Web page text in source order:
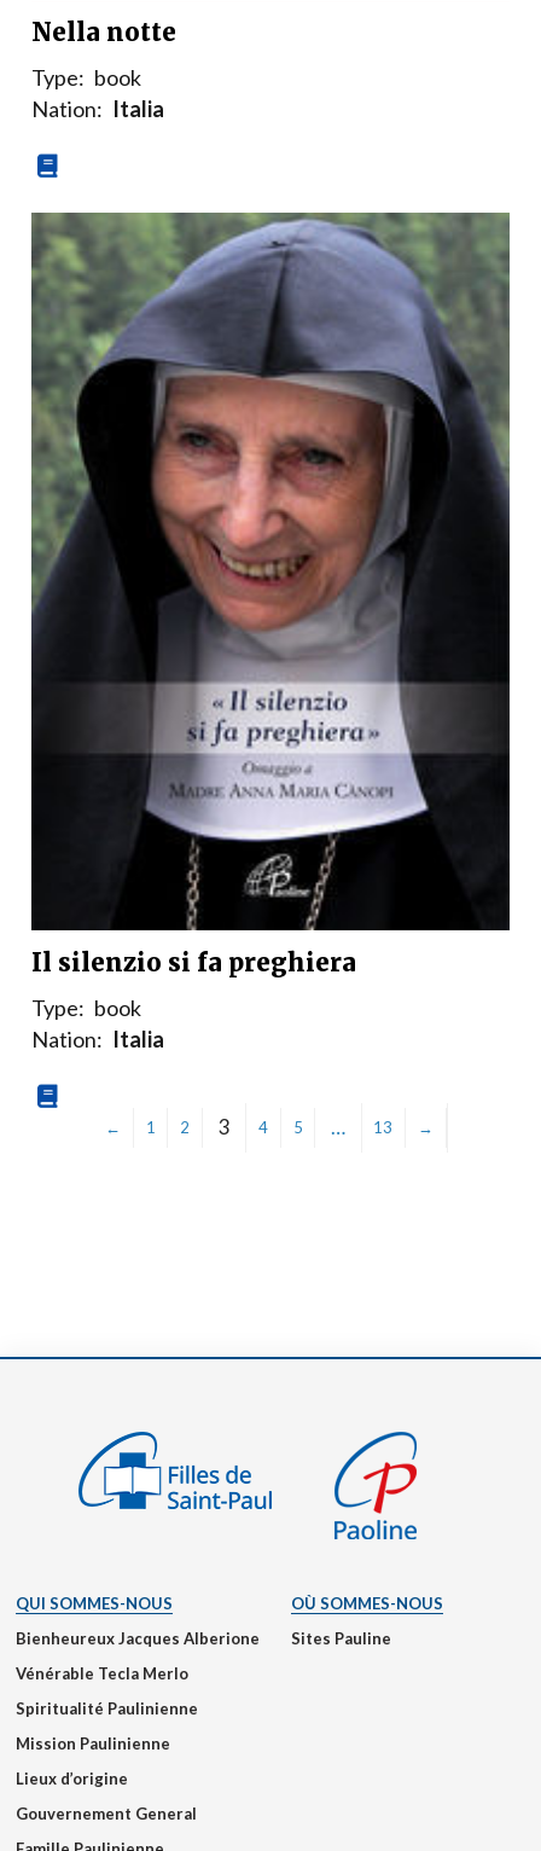
Nella notte
Type: book
Nation: Italia
Il silenzio si fa preghiera
Type: book
Nation: Italia
← 1 2 3 4 5 … 13 →
QUI SOMMES-NOUS
Bienheureux Jacques Alberione
Vénérable Tecla Merlo
Spiritualité Paulinienne
Mission Paulinienne
Lieux d’origine
Gouvernement General
OÙ SOMMES-NOUS
Sites Pauline